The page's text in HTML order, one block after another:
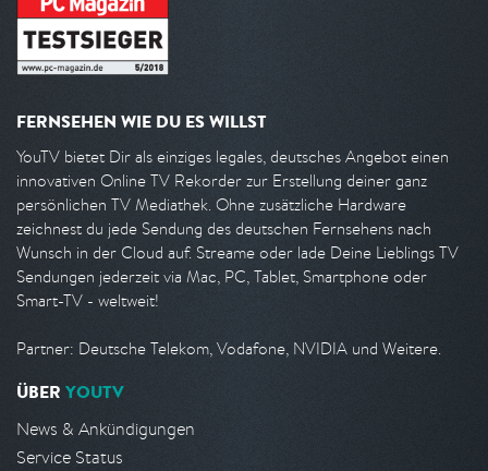
FERNSEHEN WIE DU ES WILLST
YouTV bietet Dir als einziges legales, deutsches Angebot einen
innovativen Online TV Rekorder zur Erstellung deiner ganz
persönlichen TV Mediathek. Ohne zusätzliche Hardware
zeichnest du jede Sendung des deutschen Fernsehens nach
Wunsch in der Cloud auf. Streame oder lade Deine Lieblings TV
Sendungen jederzeit via Mac, PC, Tablet, Smartphone oder
Smart-TV - weltweit!
Partner: Deutsche Telekom, Vodafone, NVIDIA und Weitere.
ÜBER YOUTV
News & Ankündigungen
Service Status